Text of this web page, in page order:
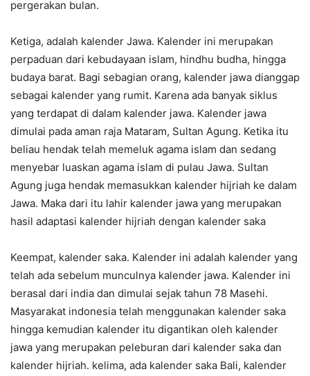
pergerakan bulan.
Ketiga, adalah kalender Jawa. Kalender ini merupakan
perpaduan dari kebudayaan islam, hindhu budha, hingga
budaya barat. Bagi sebagian orang, kalender jawa dianggap
sebagai kalender yang rumit. Karena ada banyak siklus
yang terdapat di dalam kalender jawa. Kalender jawa
dimulai pada aman raja Mataram, Sultan Agung. Ketika itu
beliau hendak telah memeluk agama islam dan sedang
menyebar luaskan agama islam di pulau Jawa. Sultan
Agung juga hendak memasukkan kalender hijriah ke dalam
Jawa. Maka dari itu lahir kalender jawa yang merupakan
hasil adaptasi kalender hijriah dengan kalender saka
Keempat, kalender saka. Kalender ini adalah kalender yang
telah ada sebelum munculnya kalender jawa. Kalender ini
berasal dari india dan dimulai sejak tahun 78 Masehi.
Masyarakat indonesia telah menggunakan kalender saka
hingga kemudian kalender itu digantikan oleh kalender
jawa yang merupakan peleburan dari kalender saka dan
kalender hijriah. kelima, ada kalender saka Bali, kalender